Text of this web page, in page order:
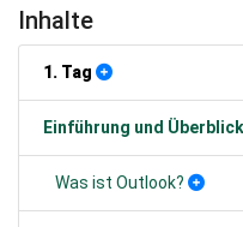
Inhalte
1. Tag
Einführung und Überblick
Was ist Outlook?